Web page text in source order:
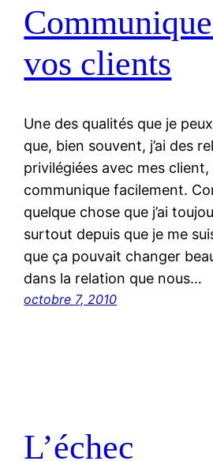
vos clients
Une des qualités que je
que, bien souvent, j’ai des
privilégiées avec mes client,
communique facilement.
quelque chose que j’ai
surtout depuis que je me
que ça pouvait changer
dans la relation que nous…
octobre 7, 2010
L’échec